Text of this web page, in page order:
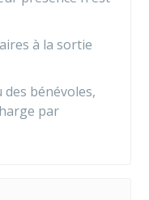
à la sortie
bénévoles,
par